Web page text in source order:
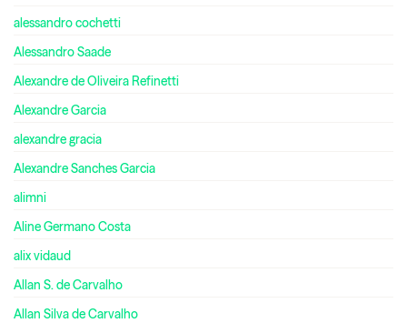
alessandro cochetti
Alessandro Saade
Alexandre de Oliveira Refinetti
Alexandre Garcia
alexandre gracia
Alexandre Sanches Garcia
alimni
Aline Germano Costa
alix vidaud
Allan S. de Carvalho
Allan Silva de Carvalho